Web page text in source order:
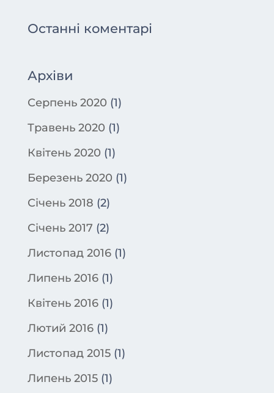
Останні коментарі
Архіви
Серпень 2020 (1)
Травень 2020 (1)
Квітень 2020 (1)
Березень 2020 (1)
Січень 2018 (2)
Січень 2017 (2)
Листопад 2016(1)
Липень 2016(1)
Квітень 2016(1)
Лютий 2016(1)
Листопад 2015(1)
Липень 2015(1)